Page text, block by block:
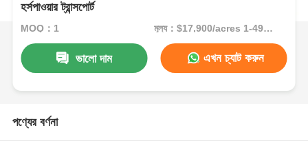
হর্সপাওয়ার ট্রান্সপোর্ট
MOQ：1 মূল্য：$17,900/acres 1-49 acres
ভালো দাম এখন চ্যাট করুন
পণ্যের বর্ণনা